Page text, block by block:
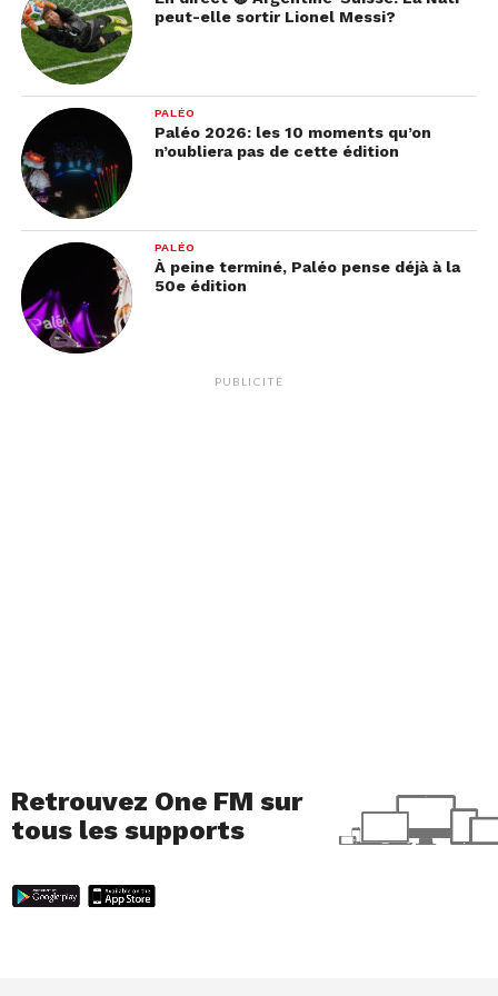
Et voilà !
Petits babas aux kumquats
peut-elle sortir Lionel Messi?
PALÉO
Paléo 2026: les 10 moments qu’on
n’oubliera pas de cette édition
PALÉO
À peine terminé, Paléo pense déjà à la
50e édition
PUBLICITÉ
Retrouvez One FM sur
tous les supports